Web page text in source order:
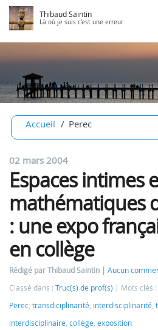
Thibaud Saintin
Là où je suis c'est une erreur
Accueil Perec
02 mars 2004
Espaces intimes
mathématiques
: une expo
en collège
Rédigé par Thibaud Saintin
Aucun
Classé dans : Truc(s) de prof(s) Mots clés :
Perec, transdiciplinarité, interdisciplinarité,
interdisciplinaire, collège, exposition